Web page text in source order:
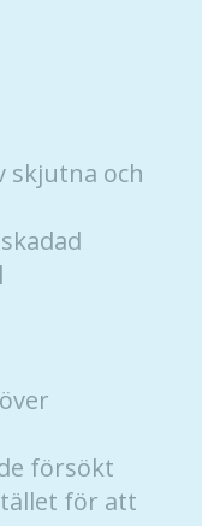
skjutna och
försökt
för att